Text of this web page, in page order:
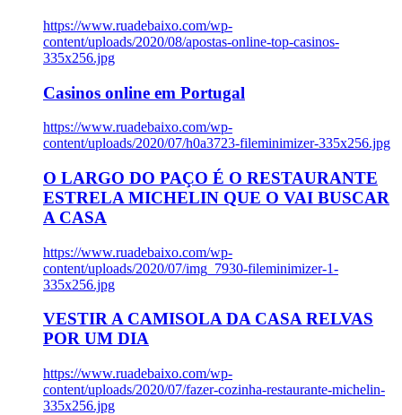
https://www.ruadebaixo.com/wp-
content/uploads/2020/08/apostas-online-top-casinos-
335x256.jpg
Casinos online em Portugal
https://www.ruadebaixo.com/wp-
content/uploads/2020/07/h0a3723-fileminimizer-335x256.jpg
O LARGO DO PAÇO É O RESTAURANTE
ESTRELA MICHELIN QUE O VAI BUSCAR
A CASA
https://www.ruadebaixo.com/wp-
content/uploads/2020/07/img_7930-fileminimizer-1-
335x256.jpg
VESTIR A CAMISOLA DA CASA RELVAS
POR UM DIA
https://www.ruadebaixo.com/wp-
content/uploads/2020/07/fazer-cozinha-restaurante-michelin-
335x256.jpg